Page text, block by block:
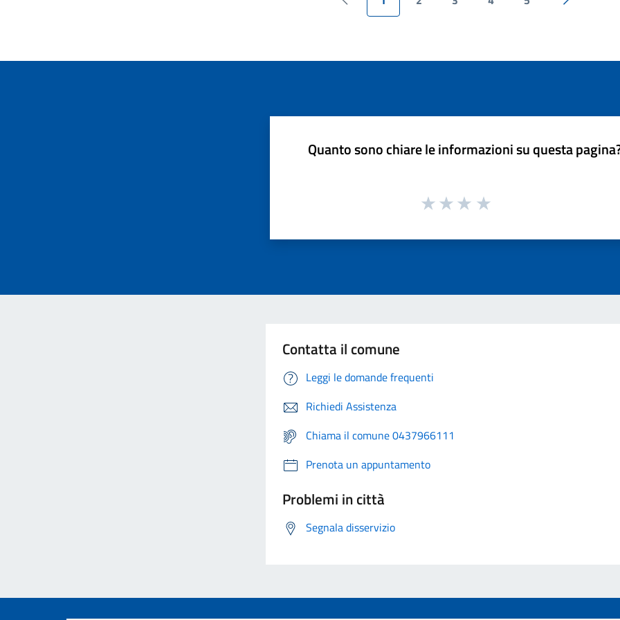
Pagina precedente Pagina
Quanto sono chiare le informazioni su questa
Contatta il comune
Leggi le domande frequenti
Richiedi Assistenza
Chiama il comune 0437966111
Prenota un appuntamento
Problemi in città
Segnala disservizio